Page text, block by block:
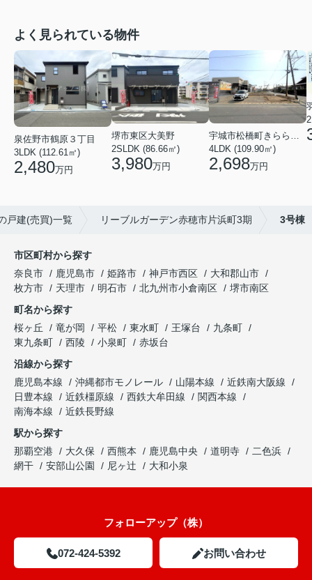
よく見られている物件
泉佐野市鶴原３丁目
3LDK (112.61㎡)
2,480万円
堺市東区大美野
2SLDK (86.66㎡)
3,980万円
宇城市松橋町きらら３丁目
4LDK (109.90㎡)
2,698万円
戸建(売買)一覧 リーブルガーデン赤穂市片浜町3期 3号棟
市区町村から探す
奈良市
鹿児島市 姫路市 神戸市西区
大和郡山市
枚方市
天理市 明石市 北九州市小倉南区
堺市南区
町名から探す
桜ヶ丘
竜が岡 平松 東水町 王塚台
九条町
東九条町
西陵 小泉町
赤坂台
沿線から探す
鹿児島本線
沖縄都市モノレール 山陽本線
近鉄南大阪線
日豊本線
近鉄橿原線 西鉄大牟田線
関西本線
南海本線
近鉄長野線
駅から探す
那覇空港
大久保 西熊本 鹿児島中央 道明寺
二色浜
網干
安部山公園 尼ヶ辻 大和小泉
フォローアップ（株）
072-424-5392 お問い合わせ